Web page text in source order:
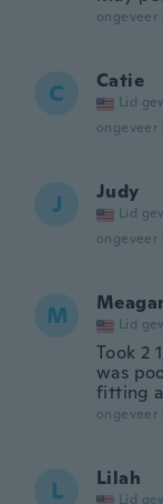
ongeveer
C Catie
Lid
ongeveer
J Judy
Lid
ongeveer
M Lid
Took 2
was
fitting
ongeveer
L Lilah
Lid